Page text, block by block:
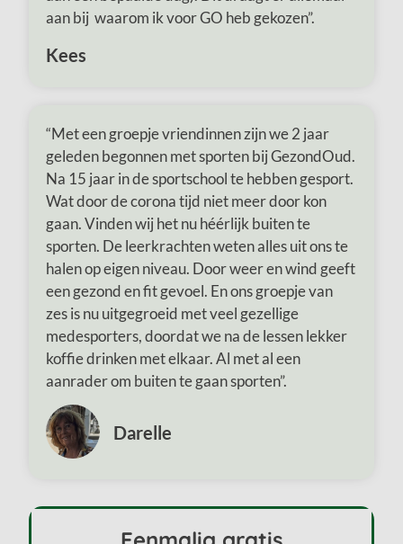
aan bij waarom ik voor GO heb gekozen”.
Kees
“Met een groepje vriendinnen zijn we 2 jaar
geleden begonnen met sporten bij GezondOud.
Na 15 jaar in de sportschool te hebben gesport.
Wat door de corona tijd niet meer door kon
gaan. Vinden wij het nu héérlijk buiten te
sporten. De leerkrachten weten alles uit ons te
halen op eigen niveau. Door weer en wind geeft
een gezond en fit gevoel. En ons groepje van
zes is nu uitgegroeid met veel gezellige
medesporters, doordat we na de lessen lekker
koffie drinken met elkaar. Al met al een
aanrader om buiten te gaan sporten”.
Darelle